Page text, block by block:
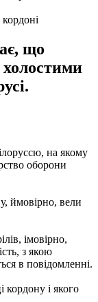
що
холостими
на якому
оборони
ймовірно, вели
імовірно,
з якою
в повідомленні.
кордону і якого